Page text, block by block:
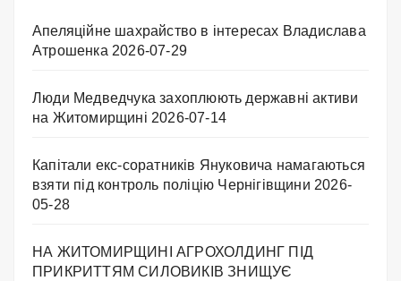
Апеляційне шахрайство в інтересах Владислава
Атрошенка 2026-07-29
Люди Медведчука захоплюють державні активи
на Житомирщині 2026-07-14
Капітали екс-соратників Януковича намагаються
взяти під контроль поліцію Чернігівщини 2026-
05-28
НА ЖИТОМИРЩИНІ АГРОХОЛДИНГ ПІД
ПРИКРИТТЯМ СИЛОВИКІВ ЗНИЩУЄ